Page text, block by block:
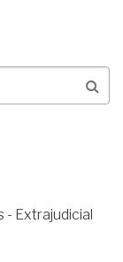
Extrajudicial